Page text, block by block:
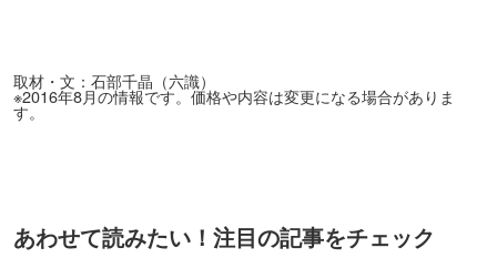
取材・文：石部千晶（六識）
※2016年8月の情報です。価格や内容は変更になる場合がありま
す。
あわせて読みたい！注目の記事をチェック